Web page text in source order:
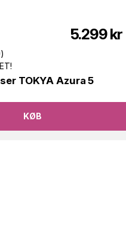
5.299kr
)
TOKYA Azura 5
KØB